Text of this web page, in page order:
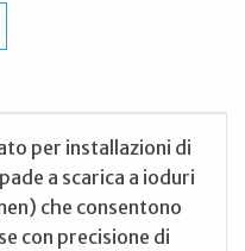
per installazioni di
a scarica a ioduri
che consentono
con precisione di